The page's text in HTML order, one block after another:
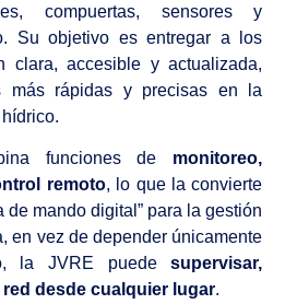
compuertas, sensores y
Su objetivo es entregar a los
clara, accesible y actualizada,
más rápidas y precisas en la
funciones de monitoreo,
remoto, lo que la convierte
de mando digital” para la gestión
en vez de depender únicamente
la JVRE puedesupervisar,
desde cualquier lugar.